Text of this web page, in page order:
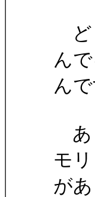
ど
ん
ん
あ
モ
が